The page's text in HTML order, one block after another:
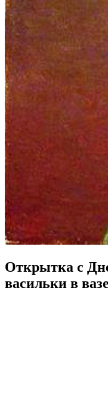
Открытка с
васильки в вазе